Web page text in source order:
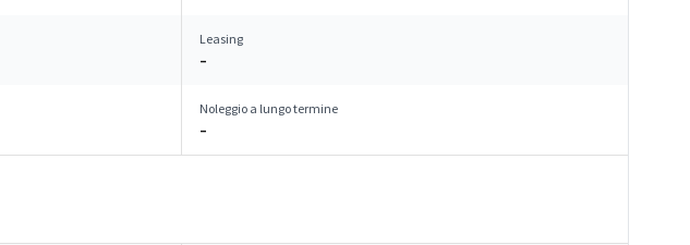
Leasing
–
Noleggio a lungo termine
–